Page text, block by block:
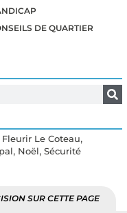
DE QUARTIER
Fleurir Le Coteau,
, Noël, Sécurité
SUR CETTE PAGE